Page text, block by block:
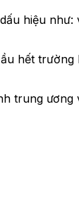
hiệu như:
hết
trung